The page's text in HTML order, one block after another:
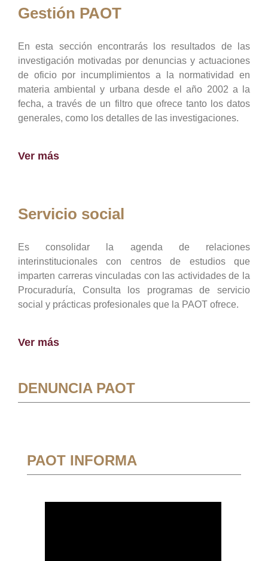
Gestión PAOT
En esta sección encontrarás los resultados de las
investigación motivadas por denuncias y actuaciones
de oficio por incumplimientos a la normatividad en
materia ambiental y urbana desde el año 2002 a la
fecha, a través de un filtro que ofrece tanto los datos
generales, como los detalles de las investigaciones.
Ver más
Servicio social
Es consolidar la agenda de relaciones
interinstitucionales con centros de estudios que
imparten carreras vinculadas con las actividades de la
Procuraduría, Consulta los programas de servicio
social y prácticas profesionales que la PAOT ofrece.
Ver más
DENUNCIA PAOT
PAOT INFORMA